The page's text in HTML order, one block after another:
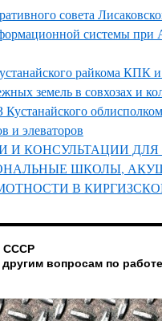
совета
системы при
райкома КПК
земель в совхозах и
и элеваторов
И КОНСУЛЬТАЦИИ
ШКОЛЫ,
В
СССР
вопросам по